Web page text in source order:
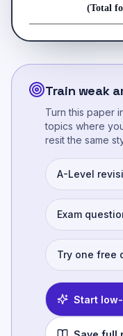
(Total
Train weak
Turn this paper
topics where
resit the same
A-Level
Exam
Try one free
Start